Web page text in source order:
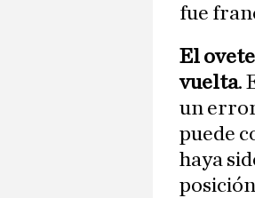
fue
El
vuelta.
un
puede
haya